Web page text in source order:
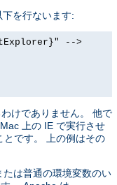
を行ないます:
-->
けでありません。 他で
上の IE で実行させ
とです。 上の例はその
は普通の環境変数のい